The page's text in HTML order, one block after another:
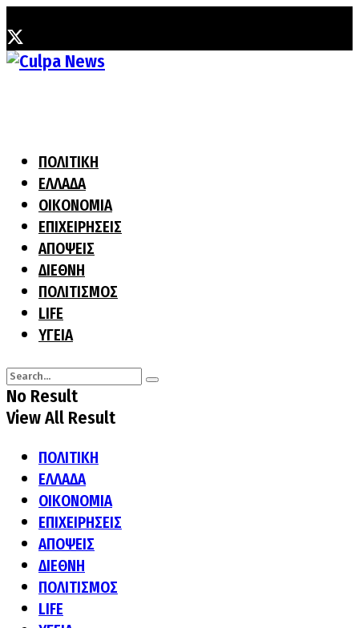
ΠΟΛΙΤΙΚΗ
ΕΛΛΑΔΑ
ΟΙΚΟΝΟΜΙΑ
ΕΠΙΧΕΙΡΗΣΕΙΣ
ΑΠΟΨΕΙΣ
ΔΙΕΘΝΗ
ΠΟΛΙΤΙΣΜΟΣ
LIFE
ΥΓΕΙΑ
No Result
View All Result
ΠΟΛΙΤΙΚΗ
ΕΛΛΑΔΑ
ΟΙΚΟΝΟΜΙΑ
ΕΠΙΧΕΙΡΗΣΕΙΣ
ΑΠΟΨΕΙΣ
ΔΙΕΘΝΗ
ΠΟΛΙΤΙΣΜΟΣ
LIFE